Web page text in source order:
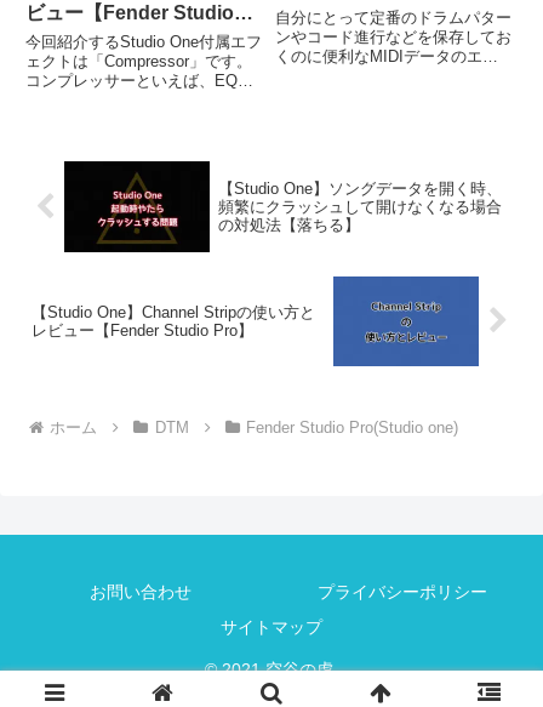
ビュー【Fender Studio
Pro】
今回紹介するStudio One付属エフ
ェクトは「Compressor」です。
コンプレッサーといえば、EQと
らものすごい数のコンプレッサー
のプラグイン...
自分にとって定番のドラムパター
ンやコード進行などを保存してお
くのに便利なMIDIデータのエク
【Studio One】ソングデータを開く時、
頻繁にクラッシュして開けなくなる場合
の対処法【落ちる】
【Studio One】Channel Stripの使い方と
レビュー【Fender Studio Pro】
ホーム DTM Fender Studio Pro(Studio one)
お問い合わせ
プライバシーポリシー
サイトマップ
© 2021 空谷の虎.